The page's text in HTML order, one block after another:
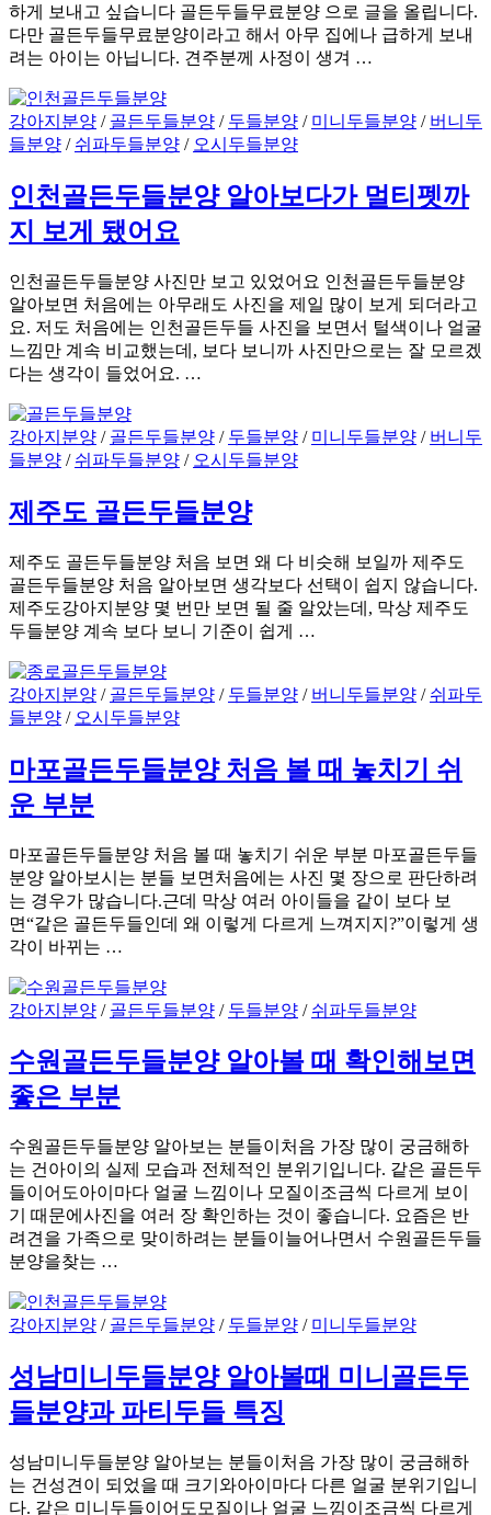
하게 보내고 싶습니다 골든두들무료분양 으로 글을 올립니다.
다만 골든두들무료분양이라고 해서 아무 집에나 급하게 보내
려는 아이는 아닙니다. 견주분께 사정이 생겨 …
강아지분양 / 골든두들분양 / 두들분양 / 미니두들분양 / 버니두
들분양 / 쉬파두들분양 / 오시두들분양
인천골든두들분양 알아보다가 멀티펫까
지 보게 됐어요
인천골든두들분양 사진만 보고 있었어요 인천골든두들분양
알아보면 처음에는 아무래도 사진을 제일 많이 보게 되더라고
요. 저도 처음에는 인천골든두들 사진을 보면서 털색이나 얼굴
느낌만 계속 비교했는데, 보다 보니까 사진만으로는 잘 모르겠
다는 생각이 들었어요. …
강아지분양 / 골든두들분양 / 두들분양 / 미니두들분양 / 버니두
들분양 / 쉬파두들분양 / 오시두들분양
제주도 골든두들분양
제주도 골든두들분양 처음 보면 왜 다 비슷해 보일까 제주도
골든두들분양 처음 알아보면 생각보다 선택이 쉽지 않습니다.
제주도강아지분양 몇 번만 보면 될 줄 알았는데, 막상 제주도
두들분양 계속 보다 보니 기준이 쉽게 …
강아지분양 / 골든두들분양 / 두들분양 / 버니두들분양 / 쉬파두
들분양 / 오시두들분양
마포골든두들분양 처음 볼 때 놓치기 쉬
운 부분
마포골든두들분양 처음 볼 때 놓치기 쉬운 부분 마포골든두들
분양 알아보시는 분들 보면처음에는 사진 몇 장으로 판단하려
는 경우가 많습니다.근데 막상 여러 아이들을 같이 보다 보
면“같은 골든두들인데 왜 이렇게 다르게 느껴지지?”이렇게 생
각이 바뀌는 …
강아지분양 / 골든두들분양 / 두들분양 / 쉬파두들분양
수원골든두들분양 알아볼 때 확인해보면
좋은 부분
수원골든두들분양 알아보는 분들이처음 가장 많이 궁금해하
는 건아이의 실제 모습과 전체적인 분위기입니다. 같은 골든두
들이어도아이마다 얼굴 느낌이나 모질이조금씩 다르게 보이
기 때문에사진을 여러 장 확인하는 것이 좋습니다. 요즘은 반
려견을 가족으로 맞이하려는 분들이늘어나면서 수원골든두들
분양을찾는 …
강아지분양 / 골든두들분양 / 두들분양 / 미니두들분양
성남미니두들분양 알아볼때 미니골든두
들분양과 파티두들 특징
성남미니두들분양 알아보는 분들이처음 가장 많이 궁금해하
는 건성견이 되었을 때 크기와아이마다 다른 얼굴 분위기입니
다. 같은 미니두들이어도모질이나 얼굴 느낌이조금씩 다르게